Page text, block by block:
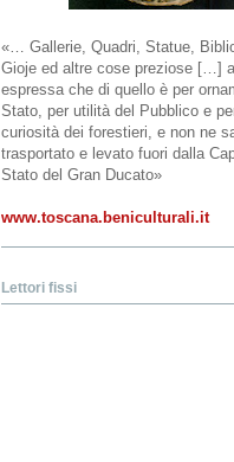
«… Gallerie, Quadri, Statue,
Gioje ed altre cose preziose […]
espressa che di quello è per
Stato, per utilità del Pubblico e
curiosità dei forestieri, e non ne
trasportato e levato fuori dalla
Stato del Gran Ducato»
www.toscana.beniculturali.it
Lettori fissi